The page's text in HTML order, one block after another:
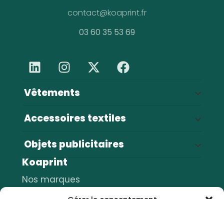
contact@koaprint.fr
03 60 35 53 69
Vêtements
Vestes
T-shirts 48
Pantalons
Polos
Chemises 6
Accessoires textiles
Sacs & bagagerie
Casquettes
Serviettes
Bonnets 12
Objets publicitaires
Stylos 54
Gourdes 35
Koaprint
Nos marques
Nos marquages